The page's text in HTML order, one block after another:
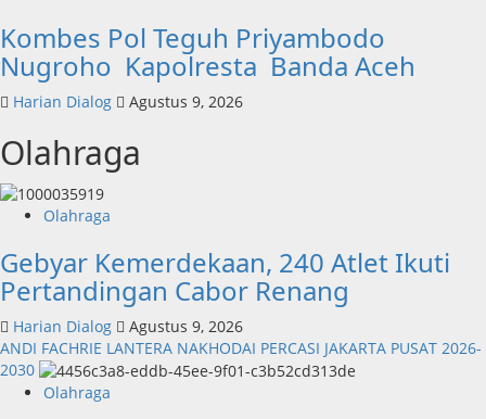
Kombes Pol Teguh Priyambodo
Nugroho Kapolresta Banda Aceh
Harian Dialog Agustus 9, 2026
Olahraga
Olahraga
Gebyar Kemerdekaan, 240 Atlet Ikuti
Pertandingan Cabor Renang
Harian Dialog
Agustus 9, 2026
ANDI FACHRIE LANTERA NAKHODAI PERCASI JAKARTA PUSAT 2026-
2030
Olahraga